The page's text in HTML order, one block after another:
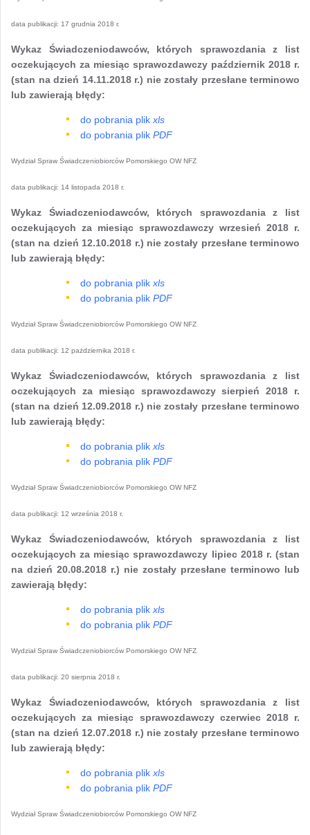
data publikacji: 17 grudnia 2018 r.
Wykaz Świadczeniodawców, których sprawozdania z list
oczekujących za miesiąc sprawozdawczy październik 2018 r.
(stan na dzień 14.11.2018 r.) nie zostały przesłane terminowo
lub zawierają błędy:
do pobrania plik xls
do pobrania plik PDF
Wydział Spraw Świadczeniobiorców Pomorskiego OW NFZ
data publikacji: 14 listopada 2018 r.
Wykaz Świadczeniodawców, których sprawozdania z list
oczekujących za miesiąc sprawozdawczy wrzesień 2018 r.
(stan na dzień 12.10.2018 r.) nie zostały przesłane terminowo
lub zawierają błędy:
do pobrania plik xls
do pobrania plik PDF
Wydział Spraw Świadczeniobiorców Pomorskiego OW NFZ
data publikacji: 12 pażdziernika 2018 r.
Wykaz Świadczeniodawców, których sprawozdania z list
oczekujących za miesiąc sprawozdawczy sierpień 2018 r.
(stan na dzień 12.09.2018 r.) nie zostały przesłane terminowo
lub zawierają błędy:
do pobrania plik xls
do pobrania plik PDF
Wydział Spraw Świadczeniobiorców Pomorskiego OW NFZ
data publikacji: 12 września 2018 r.
Wykaz Świadczeniodawców, których sprawozdania z list
oczekujących za miesiąc sprawozdawczy lipiec 2018 r. (stan
na dzień 20.08.2018 r.) nie zostały przesłane terminowo lub
zawierają błędy:
do pobrania plik xls
do pobrania plik PDF
Wydział Spraw Świadczeniobiorców Pomorskiego OW NFZ
data publikacji: 20 sierpnia 2018 r.
Wykaz Świadczeniodawców, których sprawozdania z list
oczekujących za miesiąc sprawozdawczy czerwiec 2018 r.
(stan na dzień 12.07.2018 r.) nie zostały przesłane terminowo
lub zawierają błędy:
do pobrania plik xls
do pobrania plik PDF
Wydział Spraw Świadczeniobiorców Pomorskiego OW NFZ